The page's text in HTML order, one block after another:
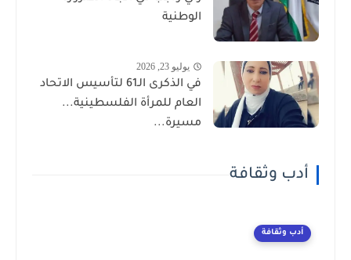
الوطنية
يوليو 23, 2026
في الذكرى الـ61 لتأسيس الاتحاد
العام للمرأة الفلسطينية...
مسيرة...
أدب وثقافة
أدب وثقافة